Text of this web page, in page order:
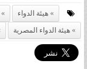
هيئة الدواء
هيئة الدواء المصرية